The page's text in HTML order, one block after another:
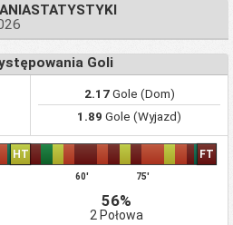
Goli
2.17Gole (Dom)
1.89 Gole (Wyjazd)
HT
60' 75'
FT
56%
2 Połowa